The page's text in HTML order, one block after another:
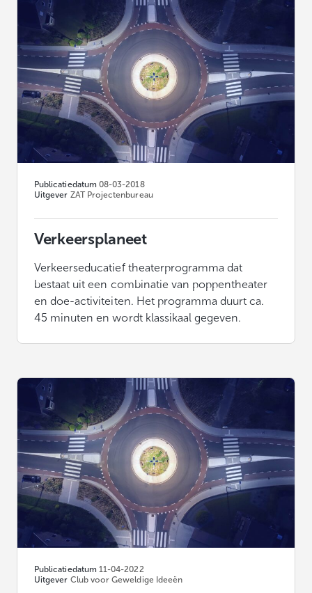
Publicatiedatum 08-03-2018
Uitgever ZAT Projectenbureau
Verkeersplaneet
Verkeerseducatief theaterprogramma dat
bestaat uit een combinatie van poppentheater
en doe-activiteiten. Het programma duurt ca.
45 minuten en wordt klassikaal gegeven.
Publicatiedatum 11-04-2022
Uitgever Club voor Geweldige Ideeën